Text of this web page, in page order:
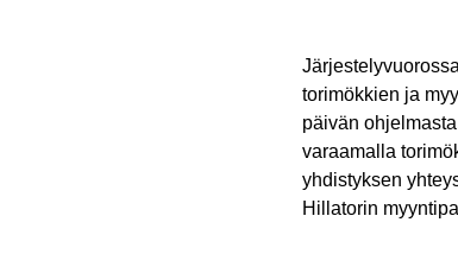
torimökkien ja
päivän
varaamalla
yhdistyksen
Hillatorin